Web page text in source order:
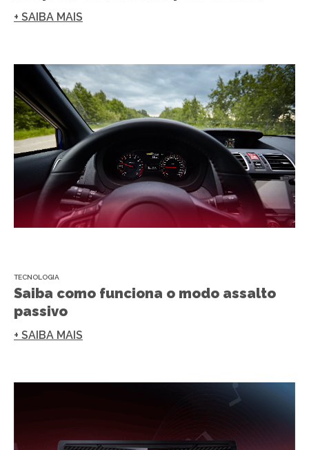
+ SAIBA MAIS
TECNOLOGIA
Saiba como funciona o modo assalto
passivo
+ SAIBA MAIS